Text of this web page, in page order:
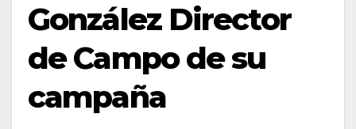
González Director
de Campo de su
campaña